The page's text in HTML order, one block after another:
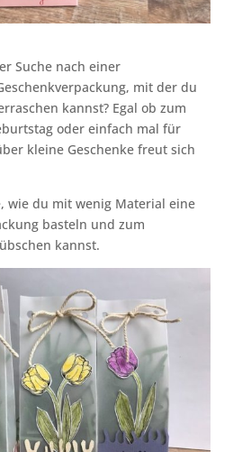
Suche nach einer
mit der du
kannst? Egal ob zum
oder einfach mal für
kleine Geschenke freut sich
wie du mit wenig Material eine
basteln und zum
kannst.